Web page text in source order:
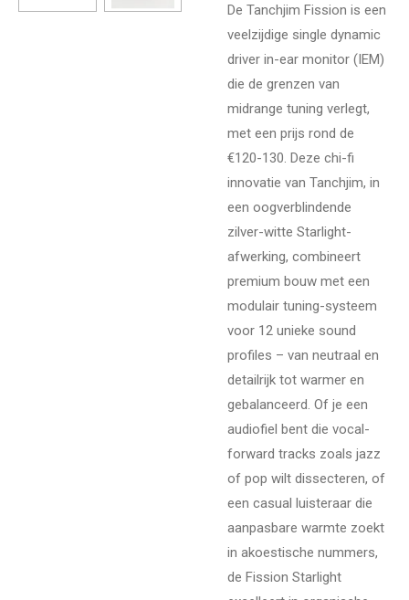
De Tanchjim Fission is een
veelzijdige single dynamic
driver in-ear monitor (IEM)
die de grenzen van
midrange tuning verlegt,
met een prijs rond de
€120-130. Deze chi-fi
innovatie van Tanchjim, in
een oogverblindende
zilver-witte Starlight-
afwerking, combineert
premium bouw met een
modulair tuning-systeem
voor 12 unieke sound
profiles – van neutraal en
detailrijk tot warmer en
gebalanceerd. Of je een
audiofiel bent die vocal-
forward tracks zoals jazz
of pop wilt dissecteren, of
een casual luisteraar die
aanpasbare warmte zoekt
in akoestische nummers,
de Fission Starlight